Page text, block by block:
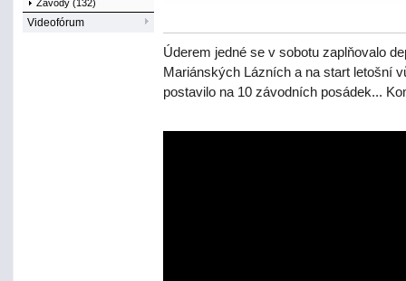
Závody (132)
Videofórum
Úderem jedné se v sobotu zaplňovalo
Mariánských Lázních a na start letošní
postavilo na 10 závodních posádek...